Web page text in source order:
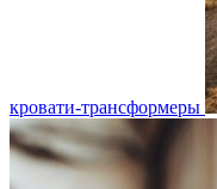
кровати-трансформеры